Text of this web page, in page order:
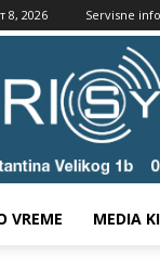
8, 2026 Servisne
VREME MEDIA